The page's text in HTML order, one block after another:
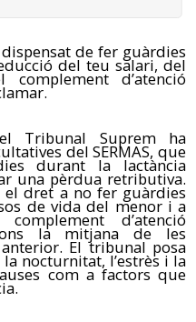
de fer guàrdies
del teu salari, del
d’atenció
Tribunal Suprem ha
del SERMAS, que
durant la lactància
una pèrdua retributiva.
el dret a no fer guàrdies
de vida del menor i a
d’atenció
la mitjana de les
El tribunal posa
nocturnitat, l’estrès i la
com a factors que